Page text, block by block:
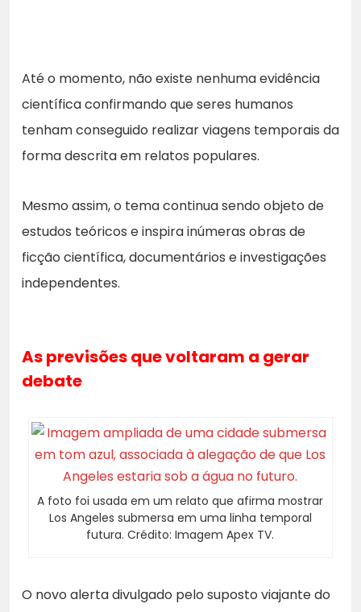
Até o momento, não existe nenhuma evidência
científica confirmando que seres humanos
tenham conseguido realizar viagens temporais da
forma descrita em relatos populares.
Mesmo assim, o tema continua sendo objeto de
estudos teóricos e inspira inúmeras obras de
ficção científica, documentários e investigações
independentes.
As previsões que voltaram a gerar
debate
A foto foi usada em um relato que afirma mostrar
Los Angeles submersa em uma linha temporal
futura. Crédito: Imagem Apex TV.
O novo alerta divulgado pelo suposto viajante do